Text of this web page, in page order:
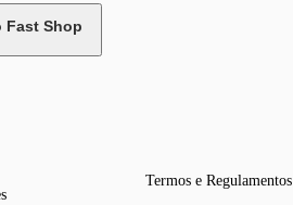
Fast Shop
Termos e